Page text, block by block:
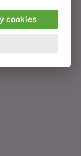
cookies